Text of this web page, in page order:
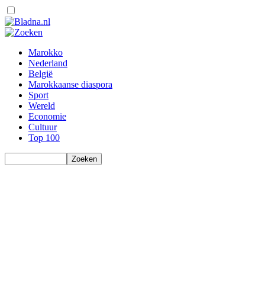
Marokko
Nederland
België
Marokkaanse diaspora
Sport
Wereld
Economie
Cultuur
Top 100